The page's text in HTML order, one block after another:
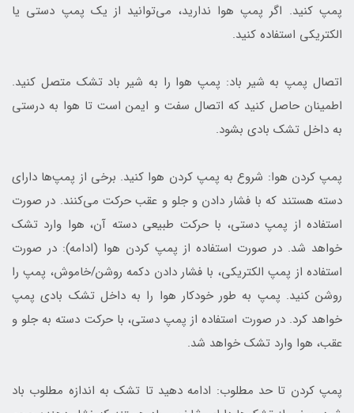
پمپ کنید. اگر پمپ هوا ندارید، می‌توانید از یک پمپ دستی یا
الکتریکی استفاده کنید.
اتصال پمپ به شیر باد: پمپ هوا را به شیر باد تشک متصل کنید.
اطمینان حاصل کنید که اتصال سفت و ایمن است تا هوا به درستی
به داخل تشک بادی بشود.
پمپ کردن هوا: شروع به پمپ کردن هوا کنید. برخی از پمپ‌ها دارای
دسته هستند که با فشار دادن و جلو و عقب حرکت می‌کنند. در صورت
استفاده از پمپ دستی، با حرکت طبیعی دسته آن، هوا وارد تشک
خواهد شد. در صورت استفاده از پمپ کردن هوا (ادامه): در صورت
استفاده از پمپ الکتریکی، با فشار دادن دکمه روشن/خاموش، پمپ را
روشن کنید. پمپ به طور خودکار هوا را به داخل تشک بادی پمپ
خواهد کرد. در صورت استفاده از پمپ دستی، با حرکت دسته به جلو و
عقب، هوا وارد تشک خواهد شد.
پمپ کردن تا حد مطلوب: ادامه دهید تا تشک به اندازه مطلوب باد